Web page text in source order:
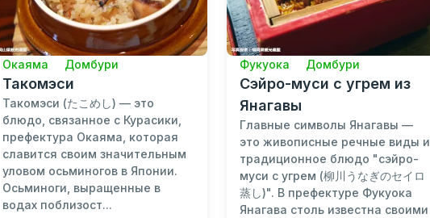
Окаяма Домбури
Такомэси
Такомэси (たこめし) — это
блюдо, связанное с Курасики,
префектура Окаяма, которая
славится своим значительным
уловом осьминогов в Японии.
Осьминоги, выращенные в
водах поблизост...
Фукуока Домбури
Сэйро-муси с угрем из
Янагавы
Главные символы Янагавы —
это живописные речные виды и
традиционное блюдо "сэйро-
муси с угрем (柳川うなぎのセイロ
蒸し)". В префектуре Фукуока
Янагава столь известна своими